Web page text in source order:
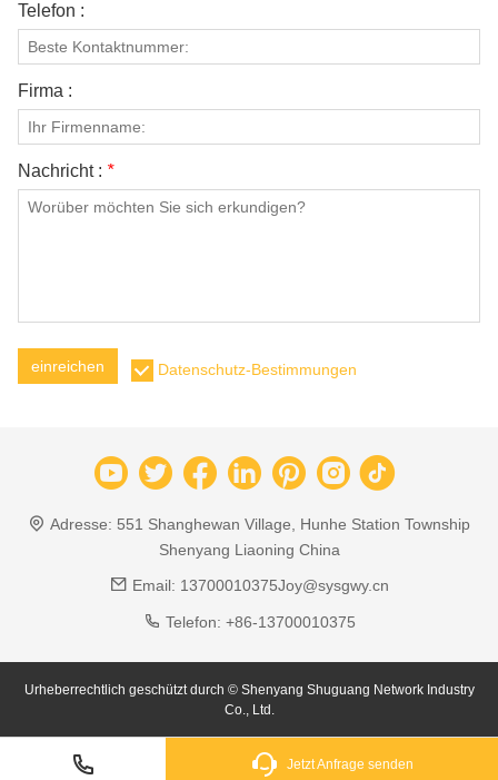
Telefon :
Firma :
Nachricht : *
einreichen Datenschutz-Bestimmungen
Adresse: 551 Shanghewan Village, Hunhe Station Township
Shenyang Liaoning China
Email: 13700010375Joy@sysgwy.cn
Telefon: +86-13700010375
Urheberrechtlich geschützt durch © Shenyang Shuguang Network Industry
Co., Ltd.
Jetzt Anfrage senden